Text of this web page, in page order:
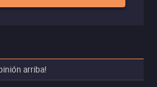
arriba!